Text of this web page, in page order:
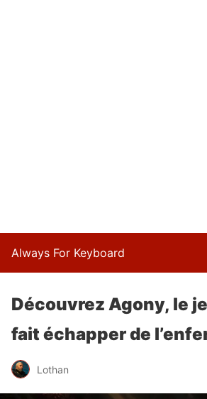
Always For Keyboard
Découvrez Agony, le
fait échapper de
Lothan